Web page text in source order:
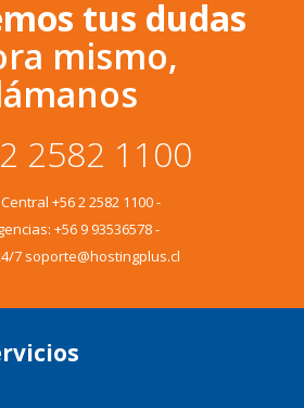
tus dudas
mismo,
2582 1100
+56 2 2582 1100-
+56 9 93536578-
7 soporte@hostingplus.cl